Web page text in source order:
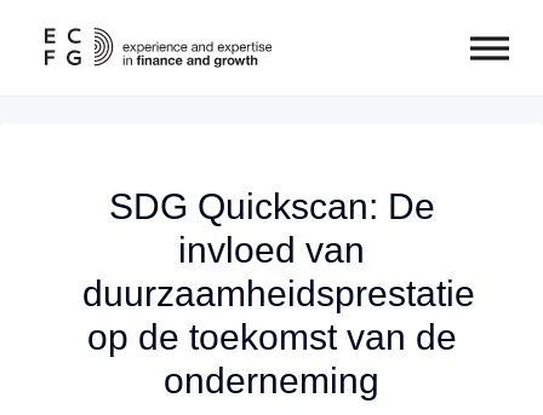
SDG Quickscan: De
invloed van
duurzaamheidsprestatie
op de toekomst van de
onderneming